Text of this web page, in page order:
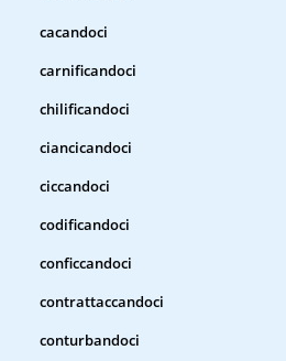
cacandoci
carnificandoci
chilificandoci
ciancicandoci
ciccandoci
codificandoci
conficcandoci
contrattaccandoci
conturbandoci